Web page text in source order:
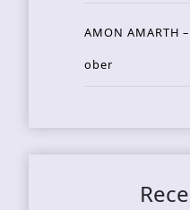
AMON AMARTH
ober